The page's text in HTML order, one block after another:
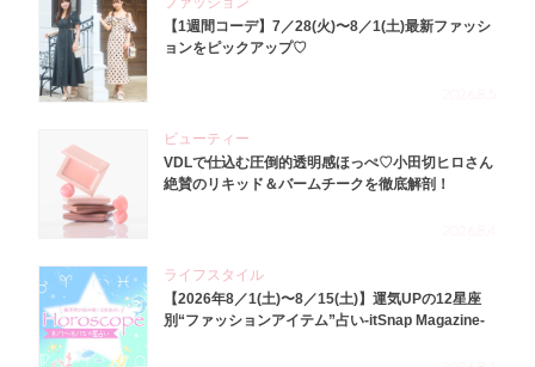
【1週間コーデ】7／28(火)〜8／1(土)最新ファッシ
ョンをピックアップ♡
ビューティー
VDLで仕込む圧倒的透明感ほっぺ♡小田切ヒロさん
絶賛のリキッド＆バームチークを徹底解剖！
ライフスタイル
【2026年8／1(土)〜8／15(土)】運気UPの12星座
別“ファッションアイテム”占い-itSnap Magazine-